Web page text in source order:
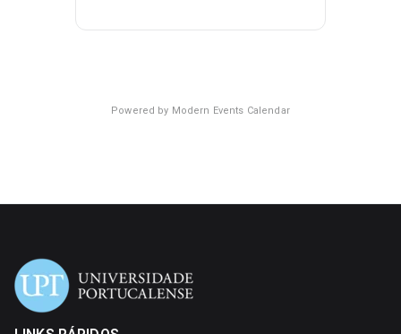
Powered by Modern Events Calendar